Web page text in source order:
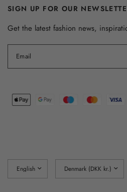
SIGN UP FOR OUR
Get the latest fashion news,
Email
country/region
country/region